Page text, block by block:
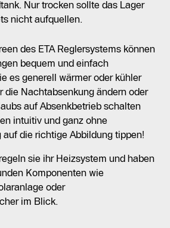
Nur trocken sollte das Lager
nicht aufquellen.
des ETA Reglersystems können
bequem und einfach
es generell wärmer oder kühler
die Nachtabsenkung ändern oder
auf Absenkbetrieb schalten
intuitiv und ganz ohne
die richtige Abbildung tippen!
sie ihr Heizsystem und haben
Komponenten wie
oder
im Blick.